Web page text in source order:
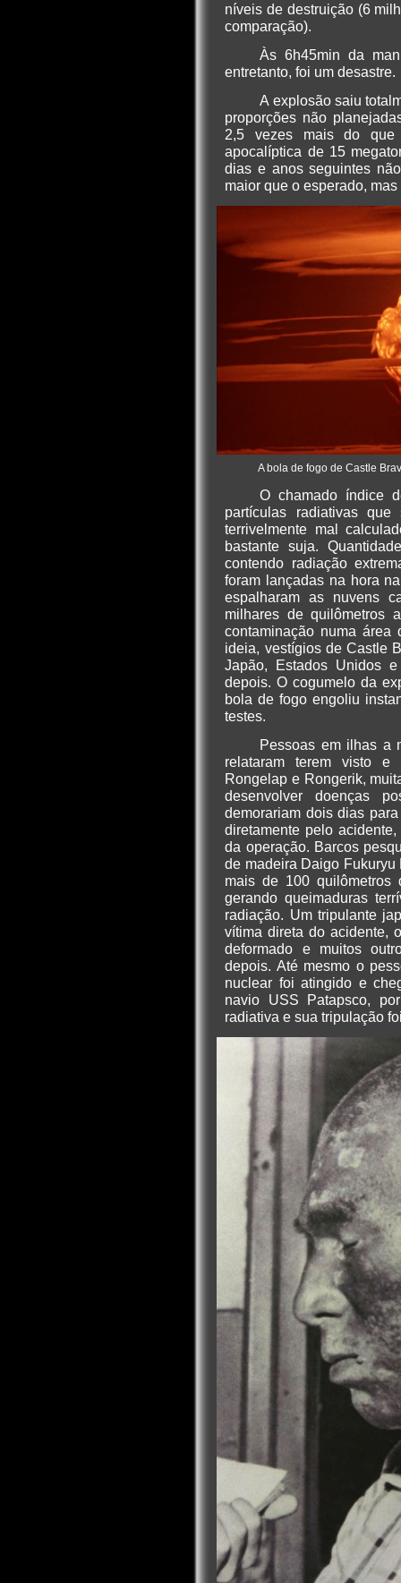
níveis de destruição (6
comparação).
Às 6h45min da
entretanto, foi um desastre.
A explosão saiu
proporções não
2,5 vezes mais do que
apocalíptica de 15
dias e anos seguintes
maior que o esperado,
A bola de fogo de Castle
O chamado índice
partículas radiativas
terrivelmente mal
bastante suja.
contendo radiação
foram lançadas na hora
espalharam as nuvens
milhares de quilômetros
contaminação numa área
ideia, vestígios de Castle
Japão, Estados Unidos
depois. O cogumelo da
bola de fogo engoliu
testes.
Pessoas em ilhas a
relataram terem visto
Rongelap e Rongerik,
desenvolver doenças
demorariam dois dias
diretamente pelo
da operação. Barcos
de madeira Daigo Fukuryu
mais de 100 quilômetros
gerando queimaduras
radiação. Um tripulante
vítima direta do acidente,
deformado e muitos
depois. Até mesmo o
nuclear foi atingido e
navio USS Patapsco,
radiativa e sua tripulação